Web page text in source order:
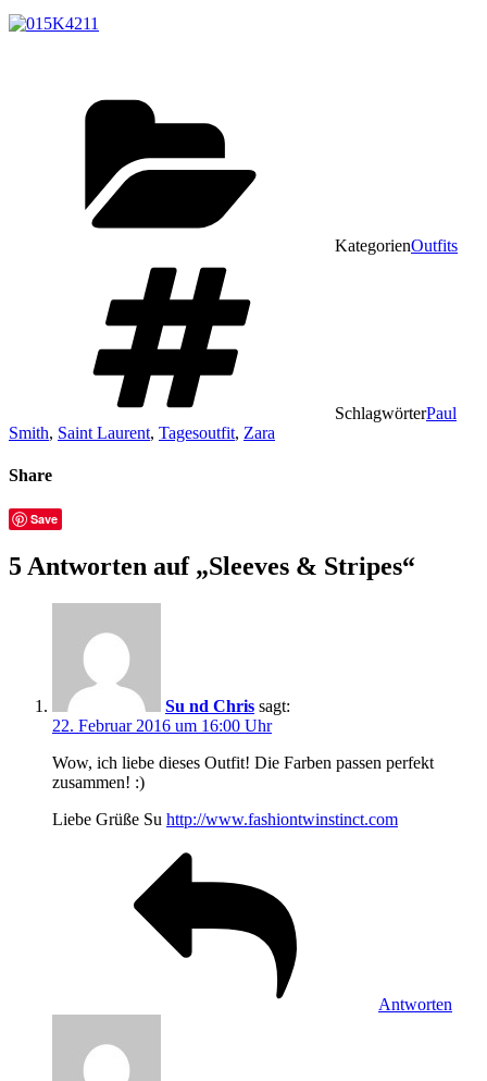
KategorienOutfits
SchlagwörterPaul
Smith, Saint Laurent, Tagesoutfit, Zara
Share
Save
5 Antworten auf „Sleeves & Stripes“
Su nd Chris sagt:
22. Februar 2016 um 16:00 Uhr
Wow, ich liebe dieses Outfit! Die Farben passen perfekt
zusammen! :)
Liebe Grüße Su http://www.fashiontwinstinct.com
Antworten